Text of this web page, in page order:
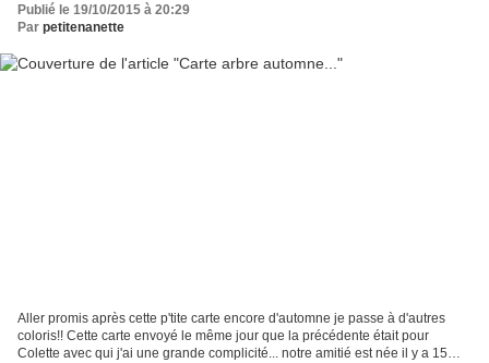
Publié le 19/10/2015 à 20:29
Par petitenanette
Aller promis après cette p'tite carte encore d'automne je passe à d'autres
coloris!! Cette carte envoyé le même jour que la précédente était pour
Colette avec qui j'ai une grande complicité... notre amitié est née il y a 15